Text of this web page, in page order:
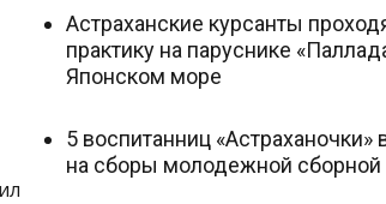
Астраханские курсанты
практику на паруснике
Японском море
5 воспитанниц «Астраханочки»
на сборы молодежной сборной